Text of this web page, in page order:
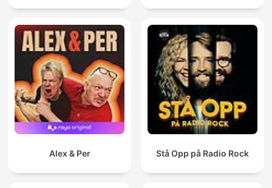
Alex & Per Stå Opp på Radio Rock